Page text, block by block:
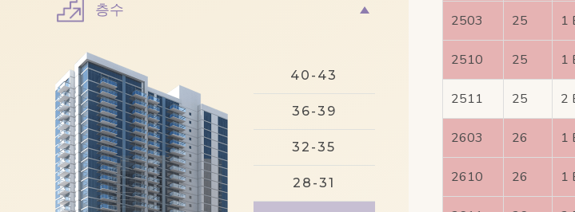
층수
40-43
36-39
32-35
28-31
2503 25 1
2510 25 1
2511 25 2
2603 26 1
2610 26 1